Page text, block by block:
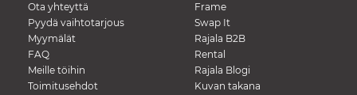
Ota yhteyttä
Pyydä vaihtotarjous
Myymälät
FAQ
Meille töihin
Toimitusehdot
Frame
Swap It
Rajala B2B
Rental
Rajala Blogi
Kuvan takana